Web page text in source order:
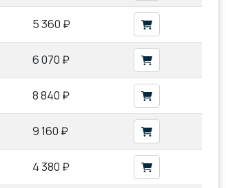
5 360 ₽
6 070 ₽
8 840 ₽
9 160 ₽
4 380 ₽